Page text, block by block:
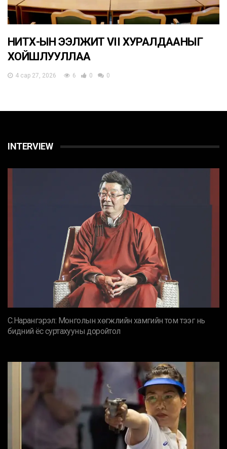
НИТХ-ЫН ЭЭЛЖИТ VII ХУРАЛДААНЫГ
ХОЙШЛУУЛЛАА
4 сар 27, 2026 6 0 0
INTERVIEW
С.Нарангэрэл: Монголын хөгжлийн хамгийн том тээг нь
бидний ёс суртахууны доройтол